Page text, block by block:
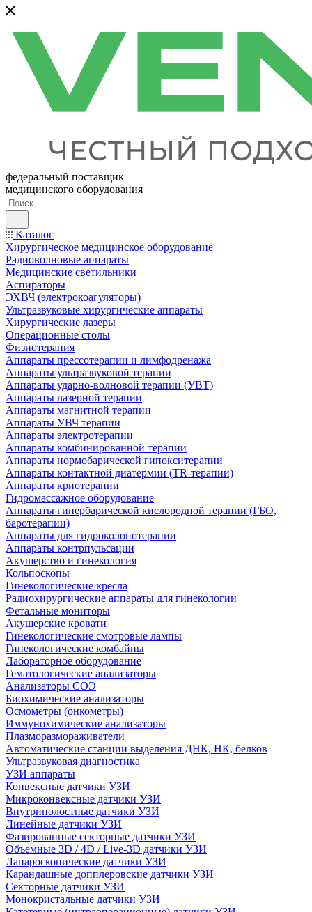
федеральный поставщик
медицинского оборудования
Каталог
Хирургическое медицинское оборудование
Радиоволновые аппараты
Медицинские светильники
Аспираторы
ЭХВЧ (электрокоагуляторы)
Ультразвуковые хирургические аппараты
Хирургические лазеры
Операционные столы
Физиотерапия
Аппараты прессотерапии и лимфодренажа
Аппараты ультразвуковой терапии
Аппараты ударно-волновой терапии (УВТ)
Аппараты лазерной терапии
Аппараты магнитной терапии
Аппараты УВЧ терапии
Аппараты электротерапии
Аппараты комбинированной терапии
Аппараты нормобарической гипокситерапии
Аппараты контактной диатермии (TR-терапии)
Аппараты криотерапии
Гидромассажное оборудование
Аппараты гипербарической кислородной терапии (ГБО,
баротерапии)
Аппараты для гидроколонотерапии
Аппараты контрпульсации
Акушерство и гинекология
Кольпоскопы
Гинекологические кресла
Радиохирургические аппараты для гинекологии
Фетальные мониторы
Акушерские кровати
Гинекологические смотровые лампы
Гинекологические комбайны
Лабораторное оборудование
Гематологические анализаторы
Анализаторы СОЭ
Биохимические анализаторы
Осмометры (онкометры)
Иммунохимические анализаторы
Плазморазмораживатели
Автоматические станции выделения ДНК, НК, белков
Ультразвуковая диагностика
УЗИ аппараты
Конвексные датчики УЗИ
Микроконвексные датчики УЗИ
Внутриполостные датчики УЗИ
Линейные датчики УЗИ
Фазированные секторные датчики УЗИ
Объемные 3D / 4D / Live-3D датчики УЗИ
Лапароскопические датчики УЗИ
Карандашные допплеровские датчики УЗИ
Секторные датчики УЗИ
Монокристальные датчики УЗИ